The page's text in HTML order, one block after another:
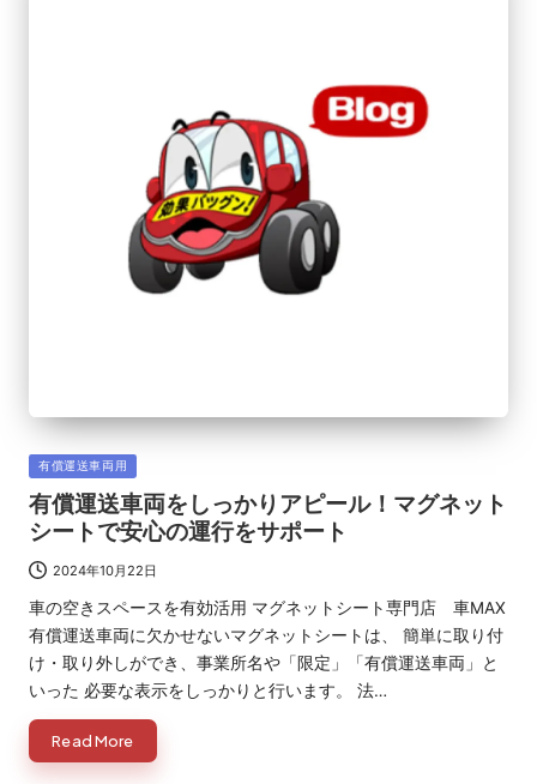
Posted
in
有償運送車両用
有償運送車両をしっかりアピール！マグネット
シートで安心の運行をサポート
2024年10月22日
車の空きスペースを有効活用 マグネットシート専門店 車MAX
有償運送車両に欠かせないマグネットシートは、 簡単に取り付
け・取り外しができ、事業所名や「限定」「有償運送車両」と
いった 必要な表示をしっかりと行います。 法…
Read More